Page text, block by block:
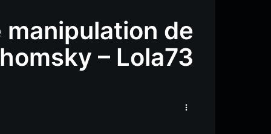
de
– Lola73